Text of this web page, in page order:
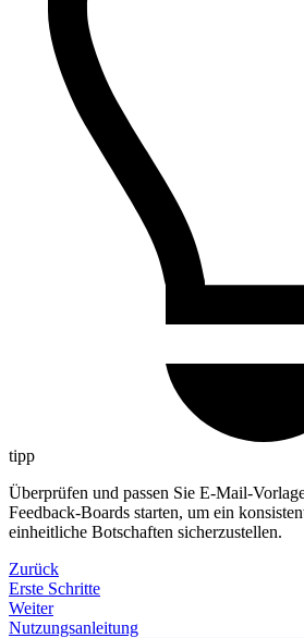
tipp
Überprüfen und passen Sie E-Mail-
Feedback-Boards starten, um ein
einheitliche Botschaften sicherzustellen.
Zurück
Erste Schritte
Weiter
Nutzungsanleitung